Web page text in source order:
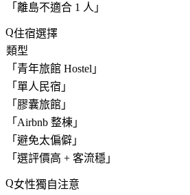
「 離島不適合 1 人 」
住宿選擇
類型
「 青年旅館 Hostel 」
「 單人民宿 」
「 膠囊旅館 」
「 Airbnb 整棟 」
「 避免太偏僻 」
「 選評價高 + 客流穩 」
女性獨自注意